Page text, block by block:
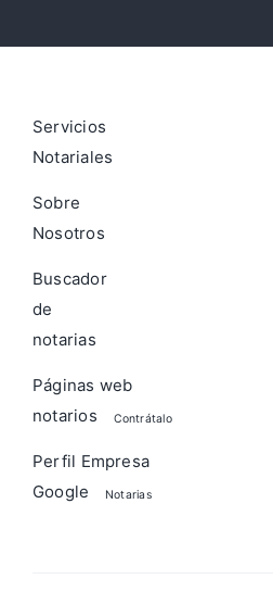
Servicios
Notariales
Sobre
Nosotros
Buscador
de
notarias
Páginas web
notarios
Contrátalo
Perfil Empresa
Google
Notarias